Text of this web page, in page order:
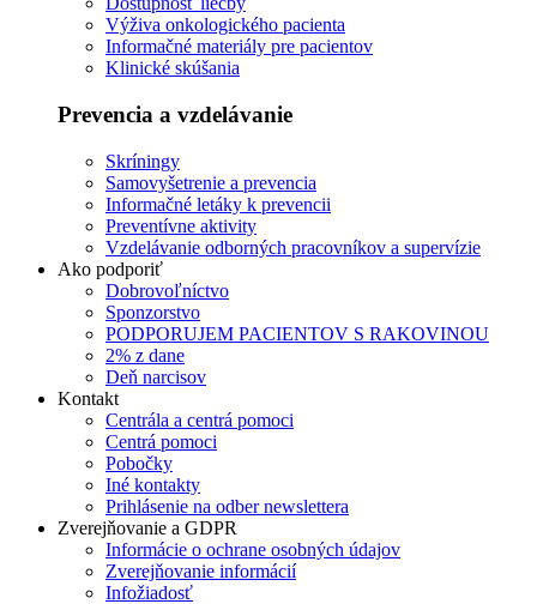
Výživa onkologického pacienta
Informačné materiály pre pacientov
Klinické skúšania
Prevencia a vzdelávanie
Skríningy
Samovyšetrenie a prevencia
Informačné letáky k prevencii
Preventívne aktivity
Vzdelávanie odborných pracovníkov a supervízie
Ako podporiť
Dobrovoľníctvo
Sponzorstvo
PODPORUJEM PACIENTOV S RAKOVINOU
2% z dane
Deň narcisov
Kontakt
Centrála a centrá pomoci
Centrá pomoci
Pobočky
Iné kontakty
Prihlásenie na odber newslettera
Zverejňovanie a GDPR
Informácie o ochrane osobných údajov
Zverejňovanie informácií
Infožiadosť